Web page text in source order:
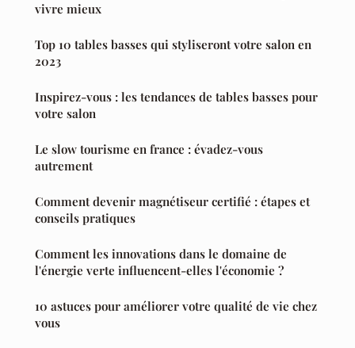
vivre mieux
Top 10 tables basses qui styliseront votre salon en
2023
Inspirez-vous : les tendances de tables basses pour
votre salon
Le slow tourisme en france : évadez-vous
autrement
Comment devenir magnétiseur certifié : étapes et
conseils pratiques
Comment les innovations dans le domaine de
l'énergie verte influencent-elles l'économie ?
10 astuces pour améliorer votre qualité de vie chez
vous